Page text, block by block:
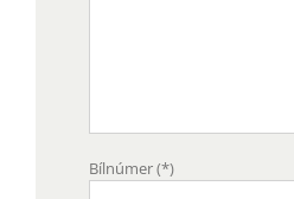
AFGREIÐSLUTÍMI
Bílnúmer (*)